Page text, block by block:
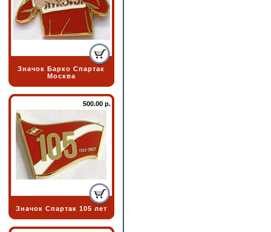
Значок Барко Спартак
Москва
500.00 р.
Значок Спартак 105 лет